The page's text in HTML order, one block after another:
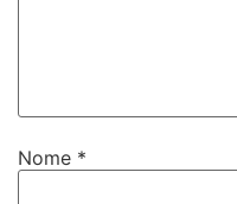
Nome *